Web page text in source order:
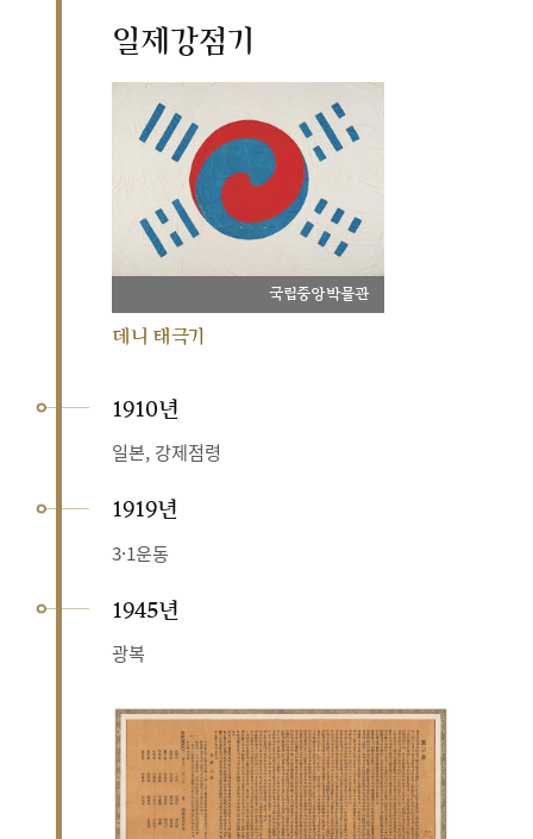
일제강점기
국립중앙박물관
데니 태극기
1910년
일본, 강제점령
1919년
3·1운동
1945년
광복